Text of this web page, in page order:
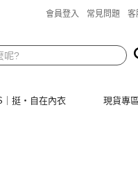
會員登入 常見問題 客
｜挺‧自在內衣 現貨專區